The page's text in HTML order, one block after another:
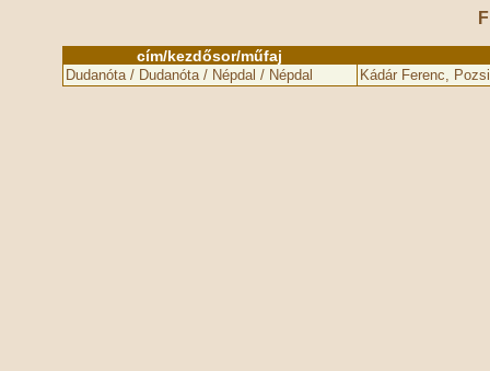
cím/kezdősor/műfaj
Dudanóta / Dudanóta / Népdal / Népdal Kádár Ferenc,